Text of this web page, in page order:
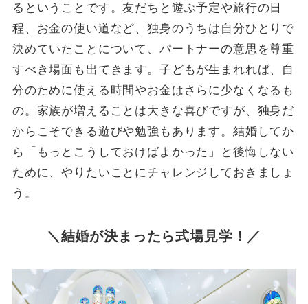
るということです。友だちと遊ぶ予定や旅行の日
程、お金の使い道など、独身のうちは自分ひとりで
決めていたことについて、パートナーの意思を尊重
すべき場面も出てきます。子どもが生まれれば、自
分のために使える時間やお金はさらに少なくなるも
の。家族が増えることは大きな喜びですが、独身だ
からこそできる遊びや勉強もあります。結婚してか
ら「もっとこうしておけばよかった」と後悔しない
ために、やりたいことにチャレンジしておきましょ
う。
＼結婚が決まったら式場見学！／